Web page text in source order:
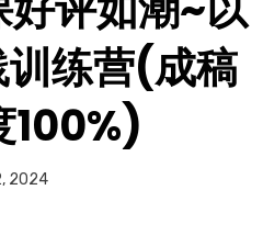
练营(成稿
100%)
2024